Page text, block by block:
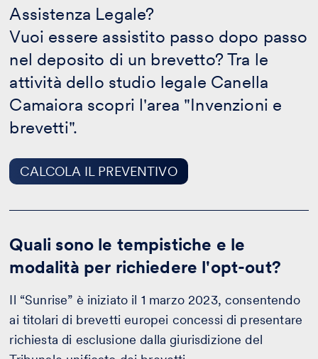
Assistenza Legale?
Vuoi essere assistito passo dopo passo
nel deposito di un brevetto? Tra le
attività dello studio legale Canella
Camaiora scopri l'area "Invenzioni e
brevetti".
CALCOLA IL PREVENTIVO
Legale?
-
CALCOLA
PREVENTIVO
Quali sono le tempistiche e le
modalità per richiedere l'opt-out?
Il “Sunrise” è iniziato il 1 marzo 2023, consentendo
ai titolari di brevetti europei concessi di presentare
richiesta di esclusione dalla giurisdizione del